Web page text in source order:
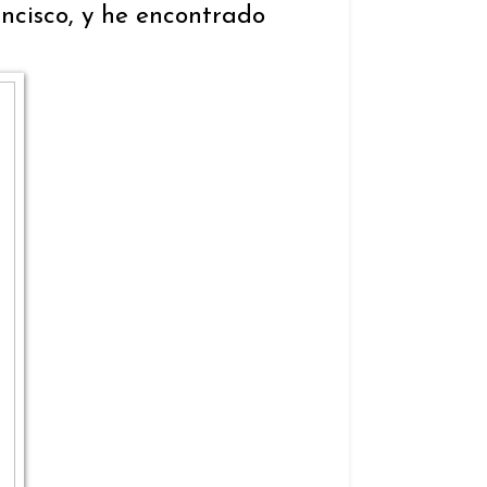
y he encontrado